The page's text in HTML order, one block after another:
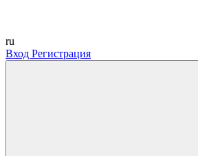
ru
Вход Регистрация